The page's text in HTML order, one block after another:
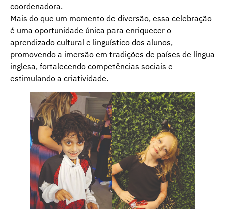
coordenadora.
Mais do que um momento de diversão, essa celebração
é uma oportunidade única para enriquecer o
aprendizado cultural e linguístico dos alunos,
promovendo a imersão em tradições de países de língua
inglesa, fortalecendo competências sociais e
estimulando a criatividade.